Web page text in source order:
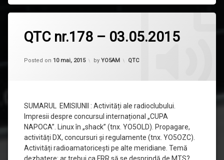
QTC nr.178 – 03.05.2015
Posted on 10 mai, 2015
Updated on 20 iunie, 2015
by YO5AM Categorii:
QTC
SUMARUL EMISIUNII : Activități ale radioclubului.
Impresii despre concursul internațional „CUPA
NAPOCA”. Linux în „shack” (tnx. YO5OLD). Propagare,
activități DX, concursuri și regulamente (tnx. YO5OZC).
Activități radioamatoricești pe alte meridiane. Temă
un
comentariu
QTC